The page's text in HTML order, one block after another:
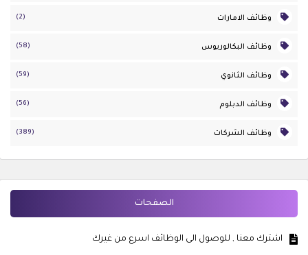
وظائف الامارات (2)
وظائف البكالوريوس (58)
وظائف الثانوي (59)
وظائف الدبلوم (56)
وظائف الشركات (389)
الصفحات
اشترك معنا , للوصول الى الوظائف اسرع من غيرك